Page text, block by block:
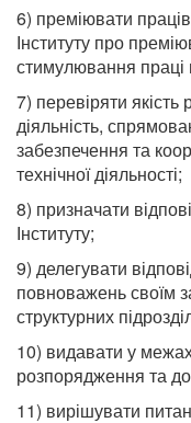
6) преміювати
Інституту про
стимулювання праці
7) перевіряти якість
діяльність,
забезпечення та
технічної діяльності;
8) призначати
Інституту;
9) делегувати
повноважень своїм
структурних
10) видавати у
розпорядження та
11) вирішувати